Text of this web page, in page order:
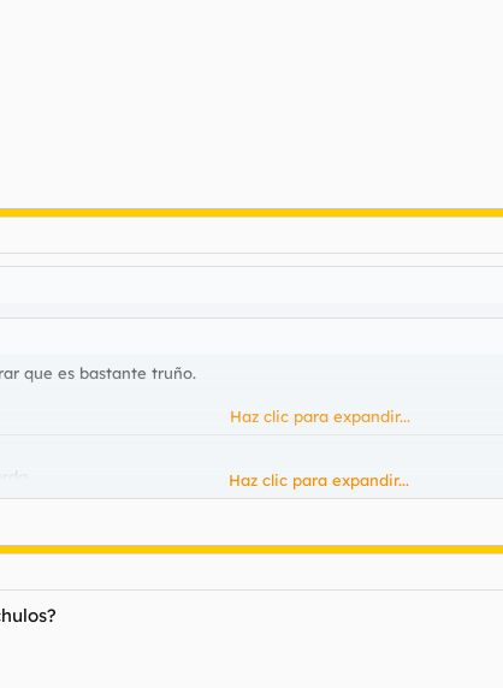
que es bastante truño.
Haz clic para expandir...
Haz clic para expandir...